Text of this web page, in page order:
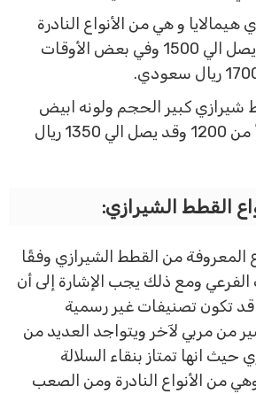
و هي من الأنواع النادرة
و سعرها يصل الي 1500 وفي بعض الأوقات
كبير الحجم ولونه ابيض
بسعر يبدأ من 1200 وقد يصل الي 1350 ريال
القطط الشيرازي:
من القطط الشيرازي وفقًا
ومع ذلك يجب الإشارة إلى أن
تكون تصنيفات غير رسمية
مربي لآخر ويتواجد العديد من
انها تمتاز بنقاء السلالة
من الأنواع النادرة ومن الصعب